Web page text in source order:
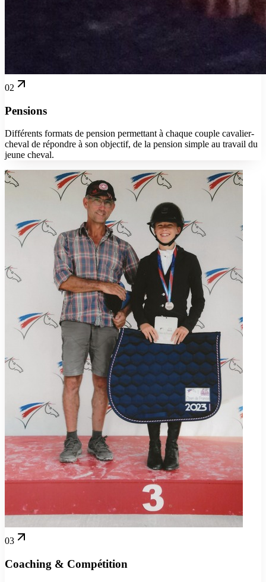
02
Pensions
Différents formats de pension permettant à chaque couple cavalier-
cheval de répondre à son objectif, de la pension simple au travail du
jeune cheval.
03
Coaching & Compétition